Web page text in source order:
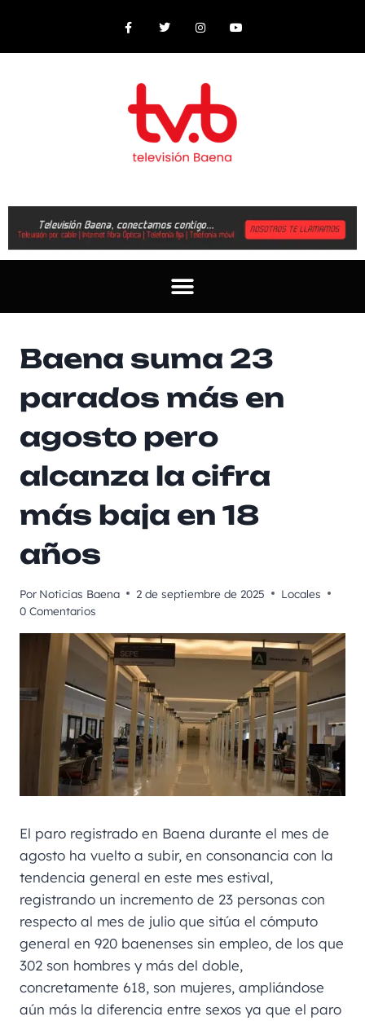
Baena suma 23
parados más en
agosto pero
alcanza la cifra
más baja en 18
años
Por Noticias Baena 2 de septiembre de 2025
Locales
0 Comentarios
El paro registrado en Baena durante el mes de
agosto ha vuelto a subir, en consonancia con la
tendencia general en este mes estival,
registrando un incremento de 23 personas con
respecto al mes de julio que sitúa el cómputo
general en 920 baenenses sin empleo, de los que
302 son hombres y más del doble,
concretamente 618, son mujeres, ampliándose
aún más la diferencia entre sexos ya que el paro